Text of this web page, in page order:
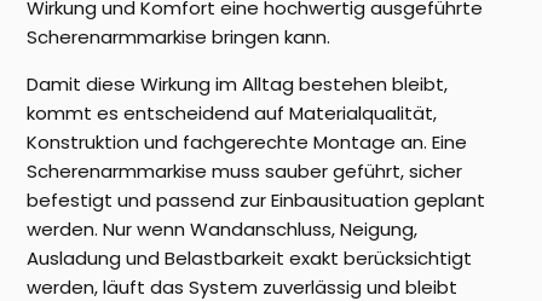
Wirkung und Komfort eine hochwertig ausgeführte
Scherenarmmarkise bringen kann.
Damit diese Wirkung im Alltag bestehen bleibt,
kommt es entscheidend auf Materialqualität,
Konstruktion und fachgerechte Montage an. Eine
Scherenarmmarkise muss sauber geführt, sicher
befestigt und passend zur Einbausituation geplant
werden. Nur wenn Wandanschluss, Neigung,
Ausladung und Belastbarkeit exakt berücksichtigt
werden, läuft das System zuverlässig und bleibt